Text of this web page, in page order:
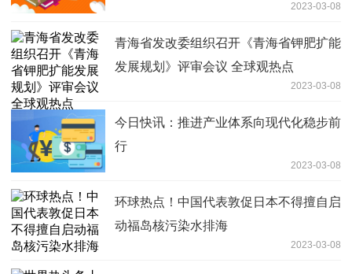
2023-03-08
青海省发改委组织召开《青海省钾肥扩能
发展规划》评审会议 全球观热点
2023-03-08
今日快讯：推进产业体系向现代化稳步前
行
2023-03-08
环球热点！中国代表敦促日本不得擅自启
动福岛核污染水排海
2023-03-08